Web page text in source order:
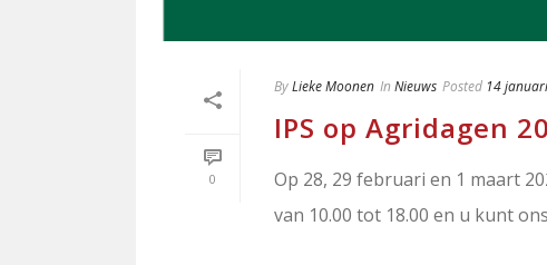
0
ByLieke Moonen In Nieuws Posted 14
IPS op Agridagen
Op 28, 29 februari en 1 maart
van 10.00 tot 18.00 en u kunt